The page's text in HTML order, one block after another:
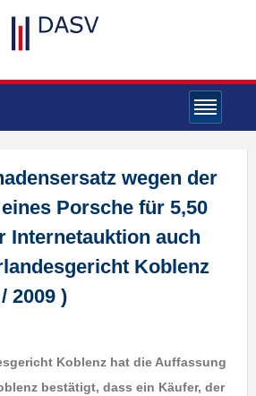
wegen der
Porsche für 5,50
Internetauktion auch
Koblenz
2009 )
Koblenz hat die Auffassung
bestätigt, dass ein Käufer, der